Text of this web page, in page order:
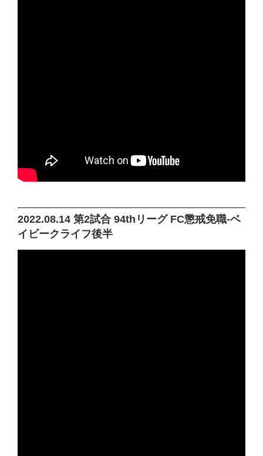
2022.08.14 第2試合 94thリーグ FC懲戒免職-ベ
イビークライフ後半